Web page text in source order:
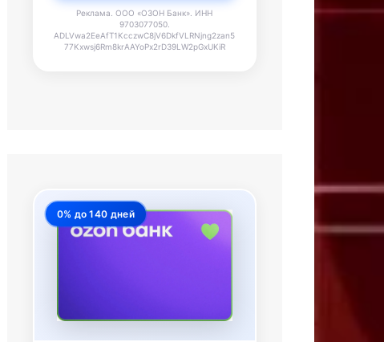
Реклама. ООО «ОЗОН Банк». ИНН
9703077050.
ADLVwa2EeAfT1KcczwC8jV6DkfVLRNjng2zan5
77Kxwsj6Rm8krAAYoPx2rD39LW2pGxUKiR
0% до 140 дней